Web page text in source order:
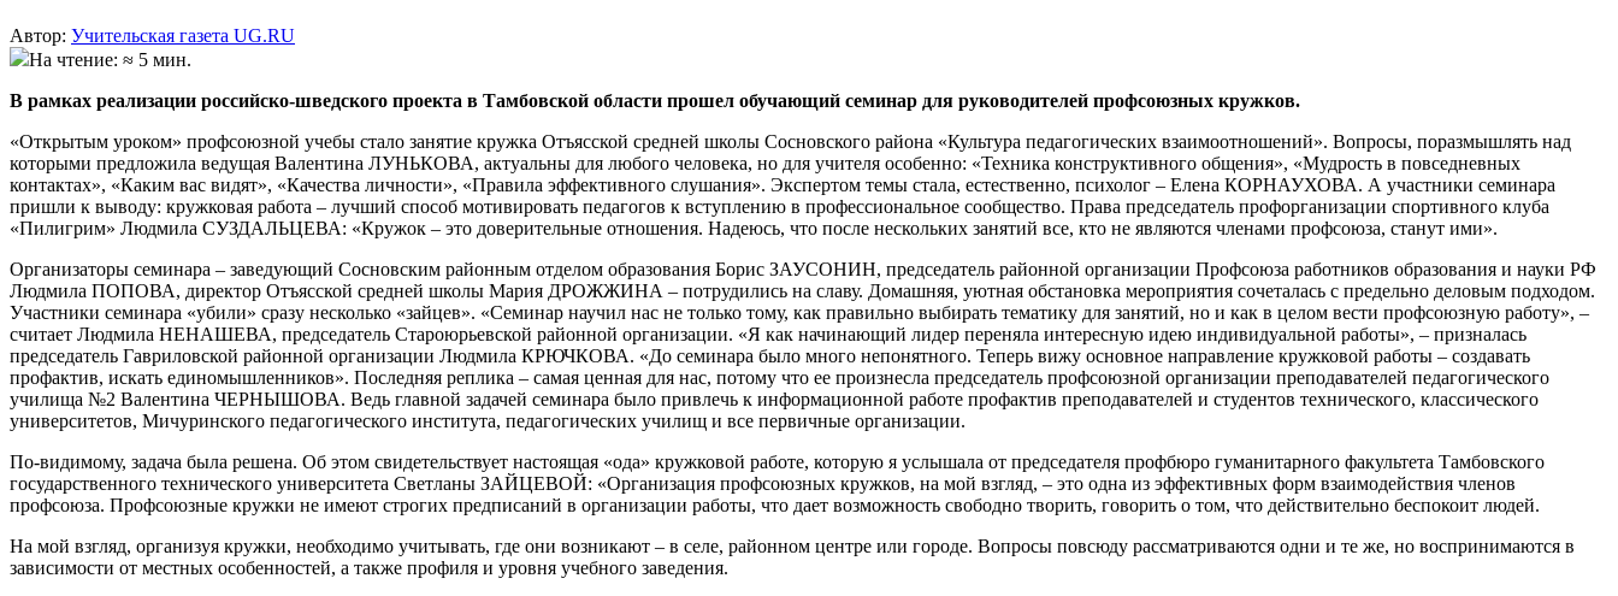
Автор: Учительская газета UG.RU
На чтение: ≈ 5 мин.
В рамках реализации российско-шведского проекта в Тамбовской области прошел обучающий семинар для руководителей профсоюзных кружков.
«Открытым уроком» профсоюзной учебы стало занятие кружка Отъясской средней школы Сосновского района «Культура педагогических взаимоотношений». Вопросы, поразмышлять над
которыми предложила ведущая Валентина ЛУНЬКОВА, актуальны для любого человека, но для учителя особенно: «Техника конструктивного общения», «Мудрость в повседневных
контактах», «Каким вас видят», «Качества личности», «Правила эффективного слушания». Экспертом темы стала, естественно, психолог – Елена КОРНАУХОВА. А участники семинара
пришли к выводу: кружковая работа – лучший способ мотивировать педагогов к вступлению в профессиональное сообщество. Права председатель профорганизации спортивного клуба
«Пилигрим» Людмила СУЗДАЛЬЦЕВА: «Кружок – это доверительные отношения. Надеюсь, что после нескольких занятий все, кто не являются членами профсоюза, станут ими».
Организаторы семинара – заведующий Сосновским районным отделом образования Борис ЗАУСОНИН, председатель районной организации Профсоюза работников образования и науки РФ
Людмила ПОПОВА, директор Отъясской средней школы Мария ДРОЖЖИНА – потрудились на славу. Домашняя, уютная обстановка мероприятия сочеталась с предельно деловым подходом.
Участники семинара «убили» сразу несколько «зайцев». «Семинар научил нас не только тому, как правильно выбирать тематику для занятий, но и как в целом вести профсоюзную работу», –
считает Людмила НЕНАШЕВА, председатель Староюрьевской районной организации. «Я как начинающий лидер переняла интересную идею индивидуальной работы», – призналась
председатель Гавриловской районной организации Людмила КРЮЧКОВА. «До семинара было много непонятного. Теперь вижу основное направление кружковой работы – создавать
профактив, искать единомышленников». Последняя реплика – самая ценная для нас, потому что ее произнесла председатель профсоюзной организации преподавателей педагогического
училища №2 Валентина ЧЕРНЫШОВА. Ведь главной задачей семинара было привлечь к информационной работе профактив преподавателей и студентов технического, классического
университетов, Мичуринского педагогического института, педагогических училищ и все первичные организации.
По-видимому, задача была решена. Об этом свидетельствует настоящая «ода» кружковой работе, которую я услышала от председателя профбюро гуманитарного факультета Тамбовского
государственного технического университета Светланы ЗАЙЦЕВОЙ: «Организация профсоюзных кружков, на мой взгляд, – это одна из эффективных форм взаимодействия членов
профсоюза. Профсоюзные кружки не имеют строгих предписаний в организации работы, что дает возможность свободно творить, говорить о том, что действительно беспокоит людей.
На мой взгляд, организуя кружки, необходимо учитывать, где они возникают – в селе, районном центре или городе. Вопросы повсюду рассматриваются одни и те же, но воспринимаются в
зависимости от местных особенностей, а также профиля и уровня учебного заведения.